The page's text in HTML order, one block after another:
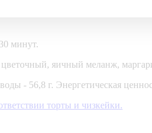
минут.
яичный меланж,
- 56,8 г. Энергетическая
торты и чизкейки.